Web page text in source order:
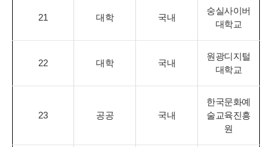
21 대학 국내
숭실사이버
대학교
22 대학 국내
원광디지털
대학교
23 공공 국내
한국문화예
술교육진흥
원